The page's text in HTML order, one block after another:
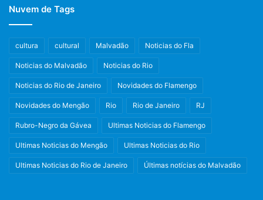
Nuvem de Tags
cultura cultural Malvadão Noticias do Fla
Noticias do Malvadão Noticias do Rio
Noticias do Rio de Janeiro Novidades do Flamengo
Novidades do Mengão Rio Rio de Janeiro RJ
Rubro-Negro da Gávea Ultimas Noticias do Flamengo
Ultimas Noticias do Mengão Ultimas Noticias do Rio
Ultimas Noticias do Rio de Janeiro Últimas notícias do Malvadão